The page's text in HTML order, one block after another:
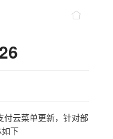
付云菜单更新，针对部
如下